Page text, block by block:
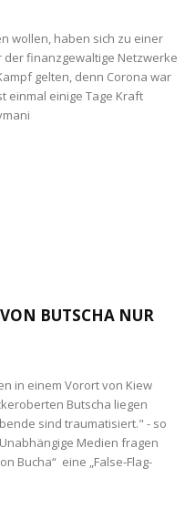
wollen, haben sich zu einer
finanzgewaltige Netzwerke
gelten, denn Corona war
einmal einige Tage Kraft
BUTSCHA NUR
in einem Vorort von Kiew
Butscha liegen
sind traumatisiert." - so
Medien fragen
Bucha“ eine „False-Flag-